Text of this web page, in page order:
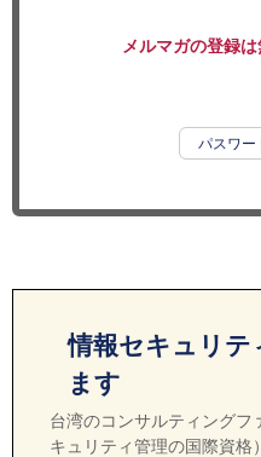
メルマガの登録
パスワー
情報セキュリテ
ます
台湾のコンサルティング
キュリティ管理の国際資格